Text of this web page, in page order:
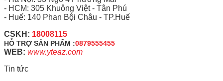
- HCM: 305 Khuông Việt - Tân Phú
- Huế: 140 Phan Bội Châu - TP.Huế
CSKH: 18008115
HỖ TRỢ SẢN PHẨM :0879555455
WEB: www.yteaz.com
Tin tức